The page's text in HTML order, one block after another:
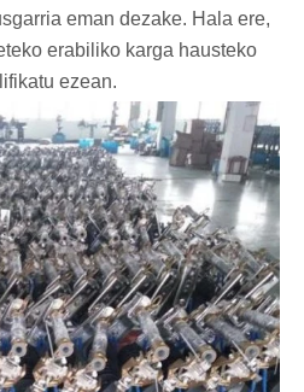
eman dezake. Hala ere,
erabiliko karga hausteko
ezean.